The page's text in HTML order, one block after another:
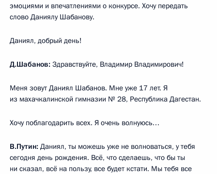
эмоциями и впечатлениями о конкурсе. Хочу передать
слово Даниялу Шабанову.
Даниял, добрый день!
Д.Шабанов: Здравствуйте, Владимир Владимирович!
Меня зовут Даниял Шабанов. Мне уже 17 лет. Я
из махачкалинской гимназии № 28, Республика Дагестан.
Хочу поблагодарить всех. Я очень волнуюсь…
В.Путин: Даниял, ты можешь уже не волноваться, у тебя
сегодня день рождения. Всё, что сделаешь, что бы ты
ни сказал, всё на пользу, все будет кстати. Мы тебя все